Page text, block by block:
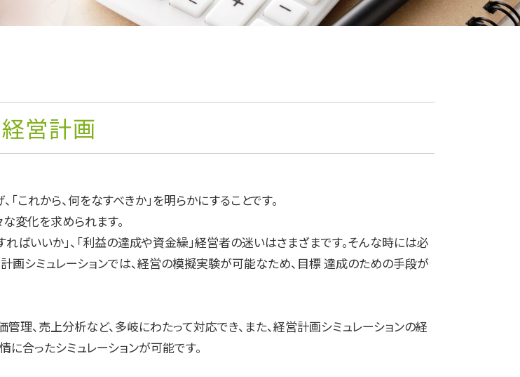
経営計画
れから、何をなすべきか」を明らかにすることです。
変化を求められます。
ばいいか」、「利益の達成や資金繰」経営者の迷いはさまざまです。そんな時には必
画シミュレーションでは、経営の模擬実験が可能なため、目標 達成のための手段が
管理、売上分析など、多岐にわたって対応でき、また、経営計画シミュレーションの経
合ったシミュレーションが可能です。